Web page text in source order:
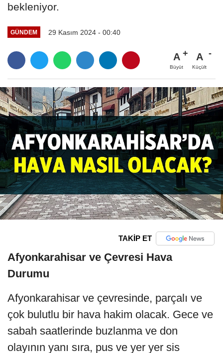
bekleniyor.
GÜNDEM 29 Kasım 2024 - 00:40
A
Büyüt
A
Küçült
TAKİP ET
Afyonkarahisar ve Çevresi Hava
Durumu
Afyonkarahisar ve çevresinde, parçalı ve
çok bulutlu bir hava hakim olacak. Gece ve
sabah saatlerinde buzlanma ve don
olayının yanı sıra, pus ve yer yer sis